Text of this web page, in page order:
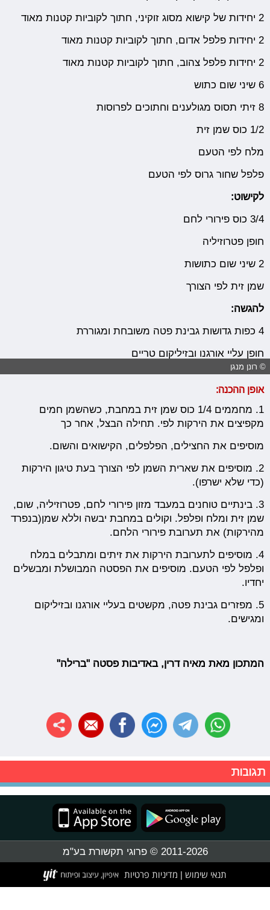
2 יחידות של קישוא מסוג זוקיני, חתוך לקוביות קטנות מאוד
2 יחידות פלפל אדום, חתוך לקוביות קטנות מאוד
2 יחידות פלפל צהוב, חתוך לקוביות קטנות מאוד
6 שיני שום כתוש
8 זיתי תסוס מגולענים וחתוכים לפרוסות
1/2 כוס שמן זית
מלח לפי הטעם
פלפל שחור גרוס לפי הטעם
לקישוט:
3/4 כוס פירורי לחם
חופן פטרוזיליה
2 שיני שום כתושות
שמן זית לפי הצורך
להגשה:
4 כפות גדושות גבינת פטה משובחת ומגוררת
חופן עליי אורגנו ובזיליקום טריים
© רונן מנגן
אופן ההכנה:
1. מחממים 1/4 כוס שמן זית במחבת, כשהשמן חמים
מקפיצים את הירקות לפי. תחילה הבצל, אחר כך
מוסיפים את החצילים, הפלפלים, הקישואים והשום.
2. מוסיפים את שארית השמן לפי הצורך בעת טיגון הירקות
(כדי שלא ישרפו).
3. בינתיים טוחנים במעבד מזון פירורי לחם, פטרוזיליה, שום,
שמן זית ומלח ופלפל. וקולים במחבת יבשה וללא שמן(בנפרד
מהירקות) את תערובת פירורי הלחם.
4. מוסיפים לתערובת הירקות את זיתים ומתבלים במלח
ופלפל לפי הטעם. מוסיפים את הפסטה המבושלת ומבשלים
יחדיו.
5. מפזרים גבינת פטה, מקשטים בעליי אורגנו ובזיליקום
ומגישים.
המתכון מאת מאיה דרין, באדיבות פסטה "ברילה"
תגובות
2011-2026 © פרוגי תקשורת בע"מ
תנאי שימוש מדיניות פרטיות